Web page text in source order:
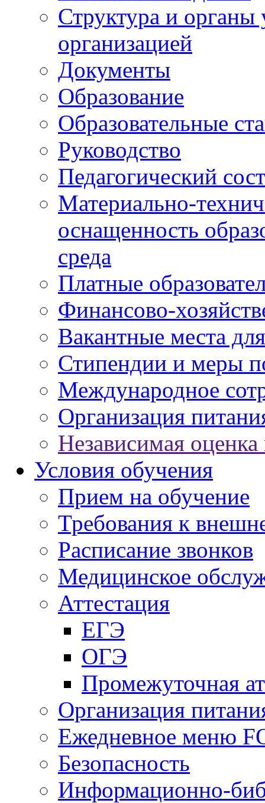
Структура и органы
организацией
Документы
Образование
Образовательные
Руководство
Педагогический
Материально-
оснащенность
среда
Платные
Финансово-
Вакантные места
Стипендии и меры
Международное
Организация
Независимая оценка
Условия обучения
Прием на обучение
Требования к
Расписание звонков
Медицинское
Аттестация
ЕГЭ
ОГЭ
Промежуточная
Организация
Ежедневное меню
Безопасность
Информационно-